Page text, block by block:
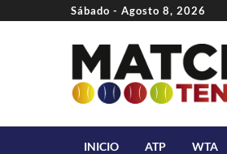
Sábado - Agosto 8, 2026
INICIO ATP WTA